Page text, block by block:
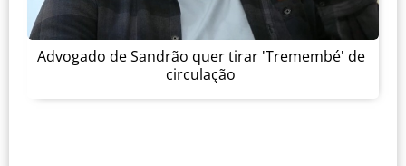
Advogado de Sandrão quer tirar 'Tremembé' de
circulação